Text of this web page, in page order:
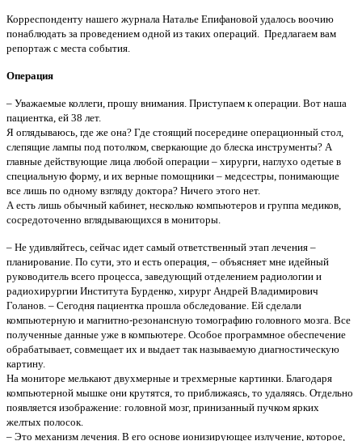
Корреспонденту нашего журнала Наталье Епифановой удалось воочию
понаблюдать за проведением одной из таких операций. Предлагаем вам
репортаж с места события.
Операция
– Уважаемые коллеги, прошу внимания. Приступаем к операции. Вот наша
пациентка, ей 38 лет.
Я оглядываюсь, где же она? Где стоящий посередине операционный стол,
слепящие лампы под потолком, сверкающие до блеска инструменты? А
главные действующие лица любой операции – хирурги, наглухо одетые в
специальную форму, и их верные помощники – медсестры, понимающие
все лишь по одному взгляду доктора? Ничего этого нет.
А есть лишь обычный кабинет, несколько компьютеров и группа медиков,
сосредоточенно вглядывающихся в мониторы.
– Не удивляйтесь, сейчас идет самый ответственный этап лечения –
планирование. По сути, это и есть операция, – объясняет мне идейный
руководитель всего процесса, заведующий отделением радиологии и
радиохирургии Института Бурденко, хирург Андрей Владимирович
Голанов. – Сегодня пациентка прошла обследование. Ей сделали
компьютерную и магнитно-резонансную томографию головного мозга. Все
полученные данные уже в компьютере. Особое программное обеспечение
обрабатывает, совмещает их и выдает так называемую диагностическую
картину.
На мониторе мелькают двухмерные и трехмерные картинки. Благодаря
компьютерной мышке они крутятся, то приближаясь, то удаляясь. Отдельно
появляется изображение: головной мозг, принизанный пучком ярких
желтых полосок.
– Это механизм лечения. В его основе ионизирующее излучение, которое,